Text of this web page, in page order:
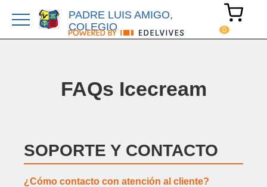
PADRE LUIS AMIGO,
COLEGIO
FAQs Icecream
SOPORTE Y CONTACTO
¿Cómo contacto con atención al cliente?